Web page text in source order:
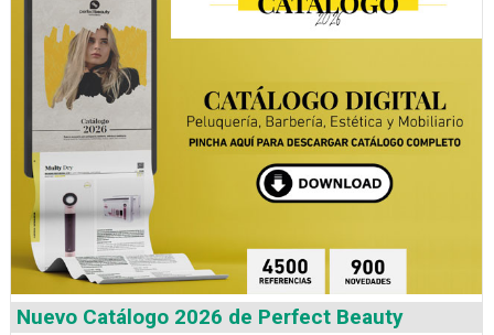
Nuevo Catálogo 2026 de Perfect Beauty